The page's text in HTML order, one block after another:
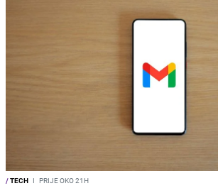
/TECH I PRIJE OKO 21H